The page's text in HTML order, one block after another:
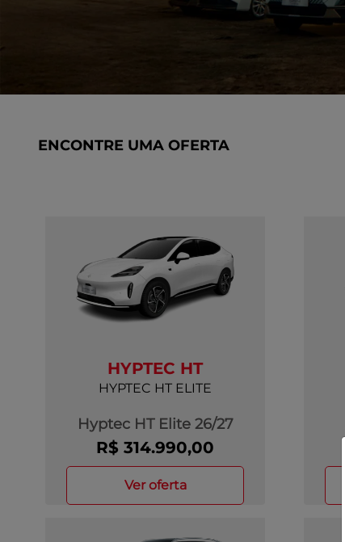
ENCONTRE UMA OFERTA
HYPTEC HT
HYPTEC HT ELITE
Hyptec HT Elite 26/27
R$ 314.990,00
ver oferta